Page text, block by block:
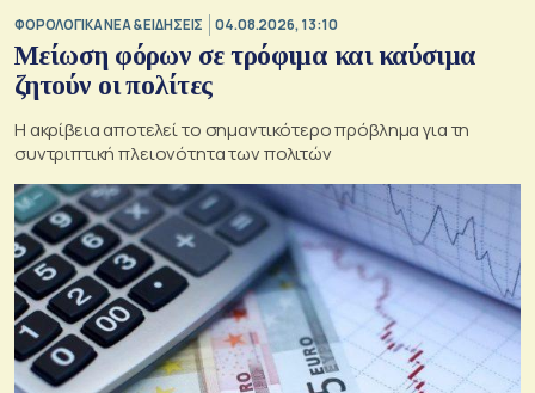
ΦΟΡΟΛΟΓΙΚΑ ΝΕΑ & EΙΔΗΣΕΙΣ 04.08.2026, 13:10
Μείωση φόρων σε τρόφιμα και καύσιμα
ζητούν οι πολίτες
Η ακρίβεια αποτελεί το σημαντικότερο πρόβλημα για τη
συντριπτική πλειονότητα των πολιτών